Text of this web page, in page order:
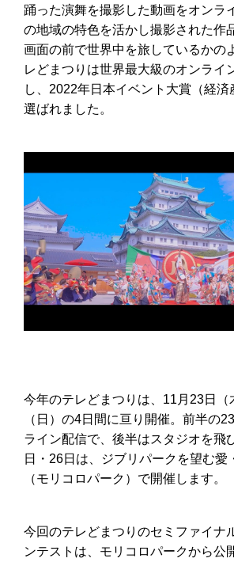
踊った演舞を撮影した動画をオンラ
の地域の特色を活かし撮影された作
画面の前で世界中を旅しているかの
レどまつりは世界最大級のオンライ
し、2022年日本イベント大賞（経済
選ばれました。
今年のテレどまつりは、11月23日（
（日）の4日間に亘り開催。前半の
ライン配信で、後半はスタジオを飛
日・26日は、ジブリパークを望む愛
（モリコロパーク）で開催します。
今回のテレどまつりのセミファイナ
ンテストは、モリコロパークから公